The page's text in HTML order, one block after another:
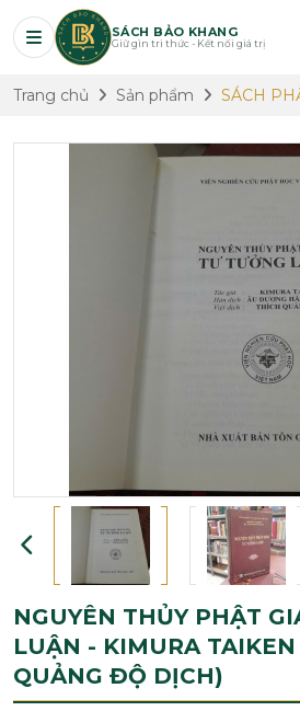
SÁCH BẢO KHANG
Giữ gìn tri thức - Kết nối giá trị
Trang chủ Sản phẩm SÁCH
NGUYÊN THỦY PHẬT
LUẬN - KIMURA
QUẢNG ĐỘ DỊCH)